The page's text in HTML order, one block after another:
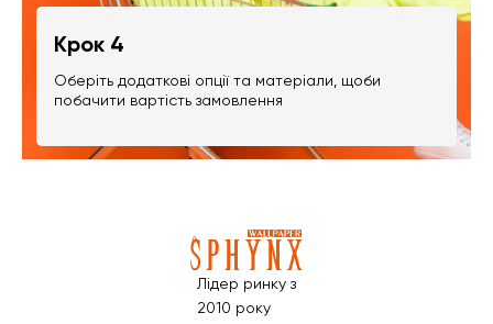
Крок 4
Оберіть додаткові опції та матеріали, щоби
побачити вартість замовлення
Лідер ринку з
2010 року